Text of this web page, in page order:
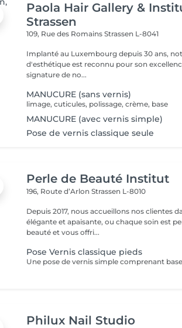
Paola Hair Gallery &
Strassen
109, Rue des RomainsStrassen L-8041
Implanté au Luxembourg depuis 30 ans,
d'esthétique est reconnu pour son
signature de no...
MANUCURE (sans vernis)
limage, cuticules, polissage, crème, base
MANUCURE (avec vernis simple)
Pose de vernis classique seule
Perle de Beauté Institut
196, Route d’ArlonStrassen L-8010
Depuis 2017, nous accueillons nos clientes
élégante et apaisante, ou chaque soin est
beauté et vous offri...
Pose Vernis classique pieds
Philux Nail Studio